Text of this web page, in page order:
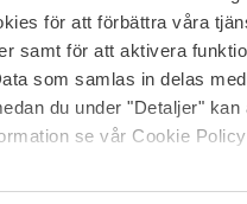
för att förbättra våra
samt för att aktivera
som samlas in delas
du under "Detaljer" kan
se vår Cookie
Spor bestillingen min
Retur og reklamasjon
Blush har blitt
Nordicfeel